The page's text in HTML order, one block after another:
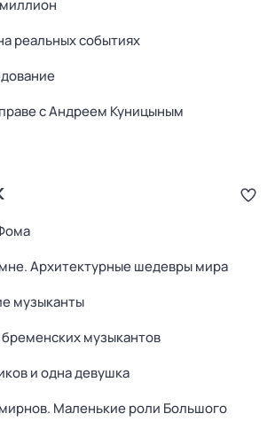
реальных событиях
с Андреем Куницыным
Архитектурные шедевры мира
музыканты
музыкантов
и одна девушка
Маленькие роли Большого